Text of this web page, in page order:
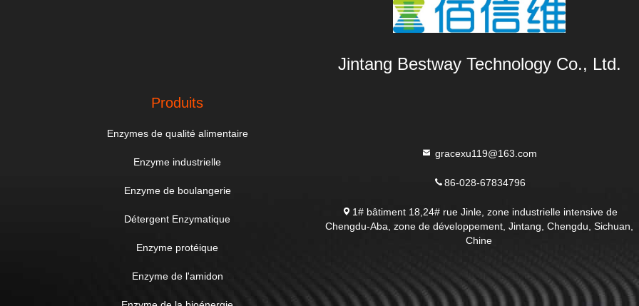
Jintang Bestway Technology Co., Ltd.
Produits
Enzymes de qualité alimentaire
Enzyme industrielle
Enzyme de boulangerie
Détergent Enzymatique
Enzyme protéique
Enzyme de l'amidon
gracexu119@163.com
86-028-67834796
1# bâtiment 18,24# rue Jinle, zone industrielle intensive de
Chengdu-Aba, zone de développement, Jintang, Chengdu, Sichuan,
Chine